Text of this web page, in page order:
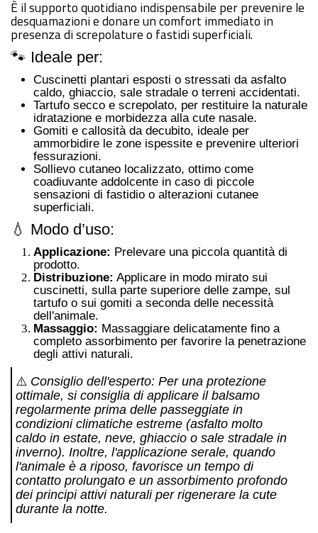
È il supporto quotidiano indispensabile per prevenire le
desquamazioni e donare un comfort immediato in
presenza di screpolature o fastidi superficiali.
🐾 Ideale per:
Cuscinetti plantari esposti o stressati da asfalto
caldo, ghiaccio, sale stradale o terreni accidentati.
Tartufo secco e screpolato, per restituire la naturale
idratazione e morbidezza alla cute nasale.
Gomiti e callosità da decubito, ideale per
ammorbidire le zone ispessite e prevenire ulteriori
fessurazioni.
Sollievo cutaneo localizzato, ottimo come
coadiuvante addolcente in caso di piccole
sensazioni di fastidio o alterazioni cutanee
superficiali.
💧 Modo d’uso:
Applicazione: Prelevare una piccola quantità di
prodotto.
Distribuzione: Applicare in modo mirato sui
cuscinetti, sulla parte superiore delle zampe, sul
tartufo o sui gomiti a seconda delle necessità
dell'animale.
Massaggio: Massaggiare delicatamente fino a
completo assorbimento per favorire la penetrazione
degli attivi naturali.
⚠️ Consiglio dell'esperto: Per una protezione
ottimale, si consiglia di applicare il balsamo
regolarmente prima delle passeggiate in
condizioni climatiche estreme (asfalto molto
caldo in estate, neve, ghiaccio o sale stradale in
inverno). Inoltre, l'applicazione serale, quando
l'animale è a riposo, favorisce un tempo di
contatto prolungato e un assorbimento profondo
dei principi attivi naturali per rigenerare la cute
durante la notte.